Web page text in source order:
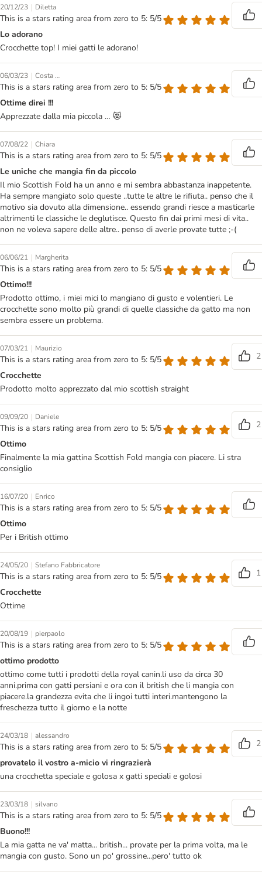
20/12/23 | Diletta
This is a stars rating area from zero to 5: 5/5
Lo adorano
Crocchette top! I miei gatti le adorano!
06/03/23 | Costa …
This is a stars rating area from zero to 5: 5/5
Ottime direi !!!
Apprezzate dalla mia piccola … 😻
07/08/22 | Chiara
This is a stars rating area from zero to 5: 5/5
Le uniche che mangia fin da piccolo
Il mio Scottish Fold ha un anno e mi sembra abbastanza inappetente.
Ha sempre mangiato solo queste ..tutte le altre le rifiuta.. penso che il
motivo sia dovuto alla dimensione.. essendo grandi riesce a masticarle
altrimenti le classiche le deglutisce. Questo fin dai primi mesi di vita..
non ne voleva sapere delle altre.. penso di averle provate tutte ;-(
06/06/21 | Margherita
This is a stars rating area from zero to 5: 5/5
Ottimo!!!
Prodotto ottimo, i miei mici lo mangiano di gusto e volentieri. Le
crocchette sono molto più grandi di quelle classiche da gatto ma non
sembra essere un problema.
07/03/21 | Maurizio
This is a stars rating area from zero to 5: 5/5
2
Crocchette
Prodotto molto apprezzato dal mio scottish straight
09/09/20 | Daniele
This is a stars rating area from zero to 5: 5/5
2
Ottimo
Finalmente la mia gattina Scottish Fold mangia con piacere. Li stra
consiglio
16/07/20 | Enrico
This is a stars rating area from zero to 5: 5/5
Ottimo
Per i British ottimo
24/05/20 | Stefano Fabbricatore
This is a stars rating area from zero to 5: 5/5
1
Crocchette
Ottime
20/08/19 | pierpaolo
This is a stars rating area from zero to 5: 5/5
ottimo prodotto
ottimo come tutti i prodotti della royal canin.li uso da circa 30
anni.prima con gatti persiani e ora con il british che li mangia con
piacere.la grandezza evita che li ingoi tutti interi.mantengono la
freschezza tutto il giorno e la notte
24/03/18 | alessandro
This is a stars rating area from zero to 5: 5/5
2
provatelo il vostro a-micio vi ringrazierà
una crocchetta speciale e golosa x gatti speciali e golosi
23/03/18 | silvano
This is a stars rating area from zero to 5: 5/5
Buono!!!
La mia gatta ne va' matta... british... provate per la prima volta, ma le
mangia con gusto. Sono un po' grossine...pero' tutto ok